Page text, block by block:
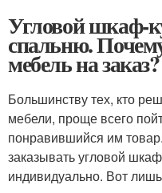
Угловой шкаф-
спальню.
мебель на заказ?
Большинству тех, кто
мебели, проще всего
понравившийся им
заказывать угловой
индивидуально. Вот